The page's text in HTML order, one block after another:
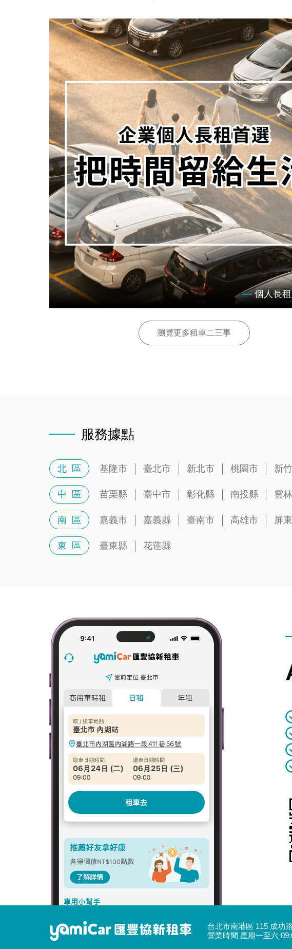
個人長
駛向更好的生活節奏，你的長租好夥伴！
瀏覽更多租車二三事
服務據點
北 區 基隆市 臺北市 新北市 桃園市 新
中 區 苗栗縣 臺中市 彰化縣 南投縣 雲
南 區 嘉義市 嘉義縣 臺南市 高雄市 屏
東 區 臺東縣 花蓮縣
台北市南港區 115 成功
營業時間 星期一至六